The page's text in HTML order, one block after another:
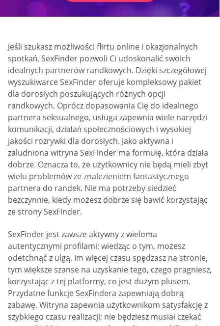
Jeśli szukasz możliwości flirtu online i okazjonalnych
spotkań, SexFinder pozwoli Ci udoskonalić swoich
idealnych partnerów randkowych. Dzięki szczegółowej
wyszukiwarce SexFinder oferuje kompleksowy pakiet
dla dorosłych poszukujących różnych opcji
randkowych. Oprócz dopasowania Cię do idealnego
partnera seksualnego, usługa zapewnia wiele narzędzi
komunikacji, działań społecznościowych i wysokiej
jakości rozrywki dla dorosłych. Jako aktywna i
zaludniona witryna SexFinder ma formułę, która działa
dobrze. Oznacza to, że użytkownicy nie będą mieli zbyt
wielu problemów ze znalezieniem fantastycznego
partnera do randek. Nie ma potrzeby siedzieć
bezczynnie, kiedy możesz dobrze się bawić korzystając
ze strony SexFinder.
SexFinder jest zawsze aktywny z wieloma
autentycznymi profilami; wiedząc o tym, możesz
odetchnąć z ulgą. Im więcej czasu spędzasz na stronie,
tym większe szanse na uzyskanie tego, czego pragniesz,
korzystając z tej platformy, co jest dużym plusem.
Przydatne funkcje SexFindera zapewniają dobrą
zabawę. Witryna zapewnia użytkownikom satysfakcję z
szybkiego czasu realizacji; nie będziesz musiał czekać